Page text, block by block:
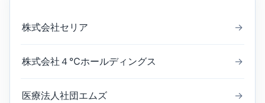
株式会社セリア →
株式会社４℃ホールディングス →
医療法人社団エムズ →